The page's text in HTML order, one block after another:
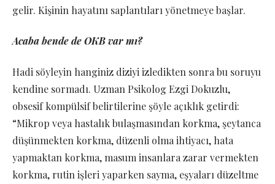
gelir. Kişinin hayatını saplantıları yönetmeye başlar.
Acaba bende de OKB var mı?
Hadi söyleyin hanginiz diziyi izledikten sonra bu soruyu
kendine sormadı. Uzman Psikolog Ezgi Dokuzlu,
obsesif kompülsif belirtilerine şöyle açıklık getirdi:
“Mikrop veya hastalık bulaşmasından korkma, şeytanca
düşünmekten korkma, düzenli olma ihtiyacı, hata
yapmaktan korkma, masum insanlara zarar vermekten
korkma, rutin işleri yaparken sayma, eşyaları düzeltme